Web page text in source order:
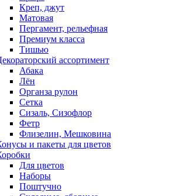
Креп, джут
Матовая
Пергамент, рельефная
Премиум класса
Тишью
ассортимент
Абака
Лён
Органза рулон
Сетка
Сизаль, Сизофлор
Фетр
Флизелин, Мешковина
и пакеты для цветов
Для цветов
Наборы
Поштучно